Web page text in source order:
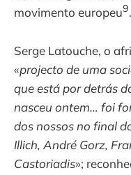
movimento europeu9.
Serge Latouche, o
«projecto de uma
que está por detrás
nasceu ontem… foi
dos nossos no final
Illich, André Gorz,
Castoriadis»;